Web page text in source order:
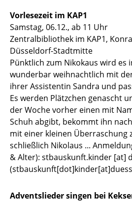
Vorlesezeit im KAP1
Samstag, 06.12., ab 11 Uhr
Zentralbibliothek im KAP1,
Düsseldorf-Stadtmitte
Pünktlich zum Nikokaus wird es
wunderbar weihnachtlich mit
ihrer Assistentin Sandra und
Es werden Plätzchen genascht
der Woche vorher einen mit
Schuh abgibt, bekommt ihn
mit einer kleinen Überraschung
schließlich Nikolaus ...
& Alter): stbauskunft.kinder [at]
Adventslieder singen bei